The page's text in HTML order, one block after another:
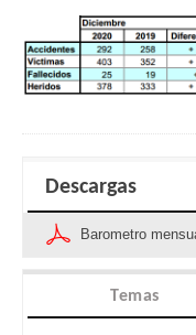
Descargas
Barometro
Temas